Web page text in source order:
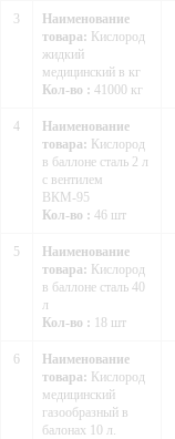
3
Наименование
товара: Кислород
жидкий
медицинский в кг
Кол-во : 41000 кг
4
Наименование
товара: Кислород
в баллоне сталь 2 л
с вентилем
ВКМ-95
Кол-во : 46 шт
5
Наименование
товара: Кислород
в баллоне сталь 40
л
Кол-во : 18 шт
6
Наименование
товара: Кислород
медицинский
газообразный в
балонах 10 л.